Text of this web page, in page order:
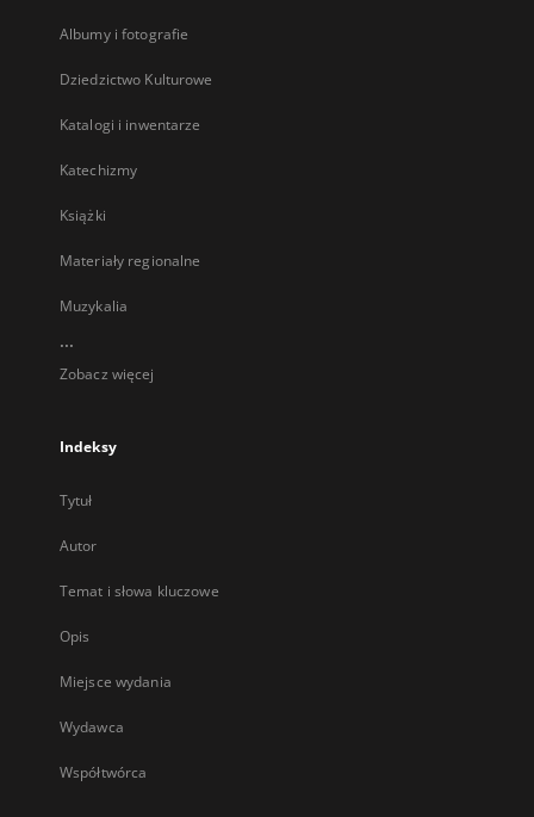
Albumy i fotografie
Dziedzictwo Kulturowe
Katalogi i inwentarze
Katechizmy
Książki
Materiały regionalne
Muzykalia
...
Zobacz więcej
Indeksy
Tytuł
Autor
Temat i słowa kluczowe
Opis
Miejsce wydania
Wydawca
Współtwórca